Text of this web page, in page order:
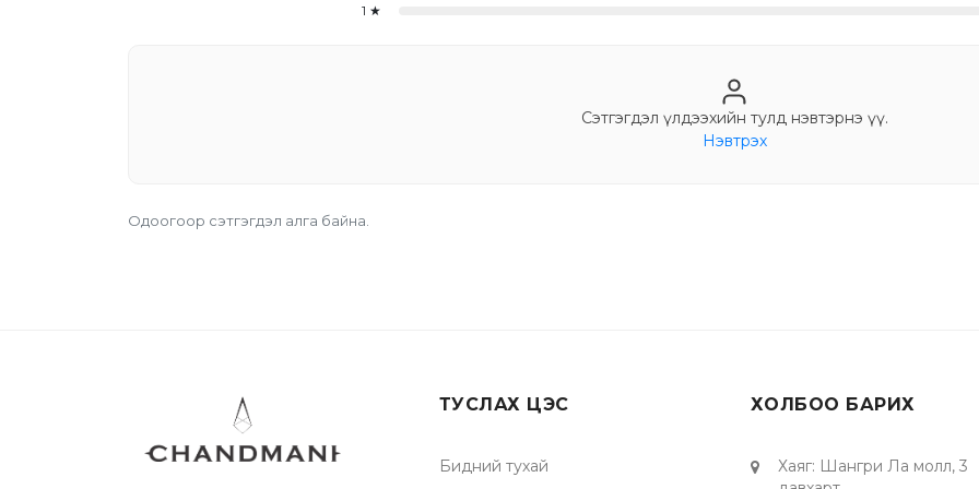
1 ★
Сэтгэгдэл үлдээхийн тулд нэвтэрнэ үү.
Нэвтрэх
Одоогоор сэтгэгдэл алга байна.
ТУСЛАХ ЦЭС
Бидний тухай
ХОЛБОО БАРИХ
Хаяг: Шангри Ла молл, 3